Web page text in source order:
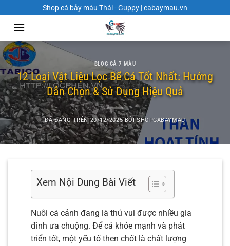
đến
dung
Shop cá bảy màu Thái - Guppy | cabaymau.vn
BLOG CÁ 7 MÀU
12 Loại Vật Liệu Lọc Bể Cá Tốt Nhất: Hướng
Dẫn Chọn & Sử Dụng Hiệu Quả
ĐÃ ĐĂNG TRÊN20/12/2025 BỞISHOPCABAYMAU
Xem Nội Dung Bài Viết
Nuôi cá cảnh đang là thú vui được nhiều gia
đình ưa chuộng. Để cá khỏe mạnh và phát
triển tốt, một yếu tố then chốt là chất lượng